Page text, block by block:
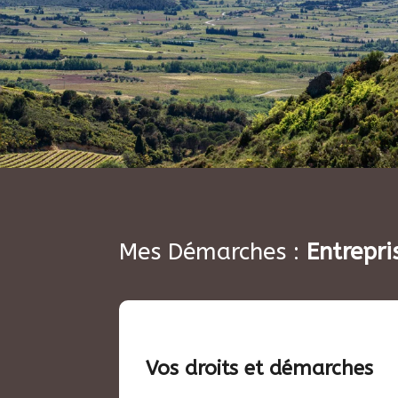
Mes Démarches :
Vos droits et démarches